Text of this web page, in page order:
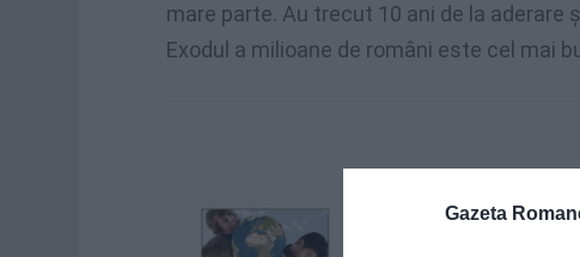
Gazeta
mare parte. Au trecut 10 ani de la
Exodul a milioane de români este cel mai